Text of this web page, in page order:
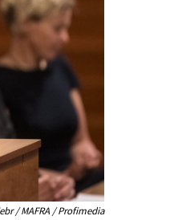
/ MAFRA / Profimedia